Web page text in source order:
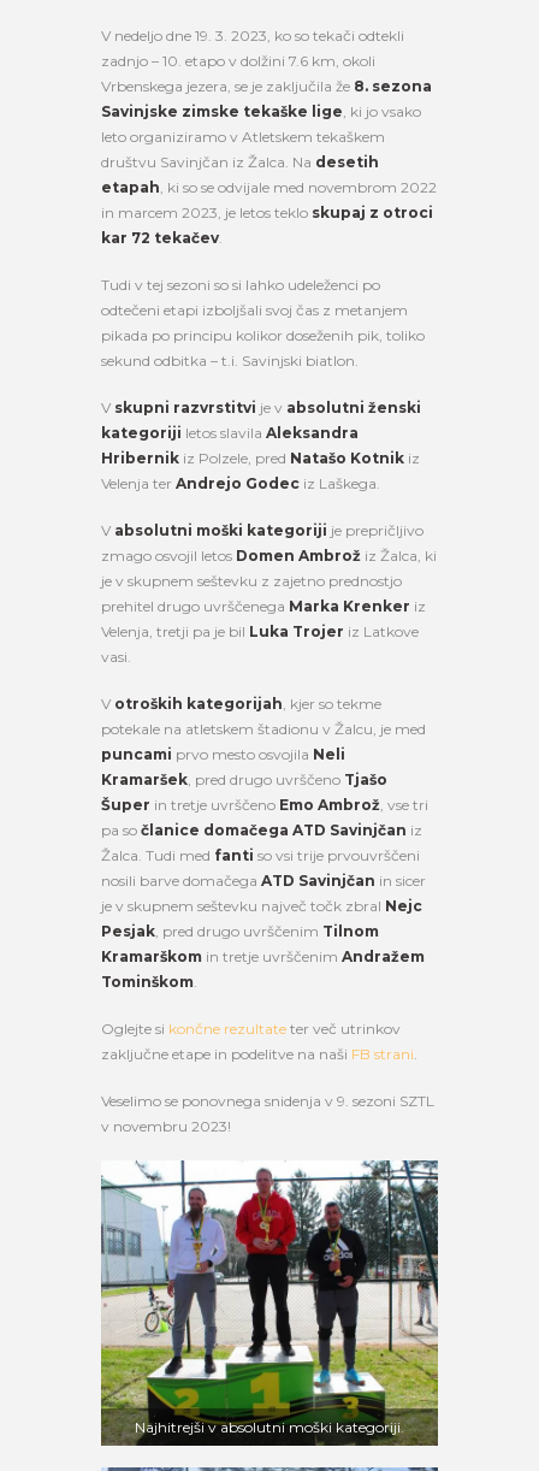
V nedeljo dne 19. 3. 2023, ko so tekači odtekli
zadnjo – 10. etapo v dolžini 7.6 km, okoli
Vrbenskega jezera, se je zaključila že 8. sezona
Savinjske zimske tekaške lige , ki jo vsako
leto organiziramo v Atletskem tekaškem
društvu Savinjčan iz Žalca. Na desetih
etapah , ki so se odvijale med novembrom 2022
in marcem 2023, je letos teklo skupaj z otroci
kar 72 tekačev
Tudi v tej sezoni so si lahko udeleženci po
odtečeni etapi izboljšali svoj čas z metanjem
pikada po principu kolikor doseženih pik, toliko
sekund odbitka – t.i. Savinjski biatlon.
V skupni razvrstitvi je v absolutni ženski
kategoriji letos slavila Aleksandra
Hribernik iz Polzele, pred Natašo Kotnik iz
Velenja ter Andrejo Godec iz Laškega.
V absolutni moški kategoriji je prepričljivo
zmago osvojil letos Domen Ambrož iz Žalca, ki
je v skupnem seštevku z zajetno prednostjo
prehitel drugo uvrščenega Marka Krenker iz
Velenja, tretji pa je bil Luka Trojer iz Latkove
vasi.
V otroških kategorijah , kjer so tekme
potekale na atletskem štadionu v Žalcu, je med
puncami prvo mesto osvojila Neli
Kramaršek , pred drugo uvrščeno Tjašo
Šuper in tretje uvrščeno Emo Ambrož , vse tri
pa so članice domačega ATD Savinjčan iz
Žalca. Tudi med fanti so vsi trije prvouvrščeni
nosili barve domačega ATD Savinjčan in sicer
je v skupnem seštevku največ točk zbral Nejc
Pesjak , pred drugo uvrščenim Tilnom
Kramarškom in tretje uvrščenim Andražem
Tominškom
Oglejte si končne rezultate ter več utrinkov
zaključne etape in podelitve na naši FB strani
Veselimo se ponovnega snidenja v 9. sezoni SZTL
v novembru 2023!
Najhitrejši v absolutni moški kategoriji.